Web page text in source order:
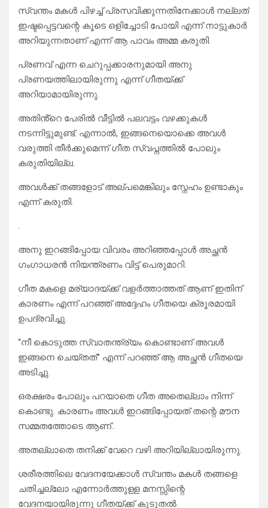
സ്വന്തം മകൾ പിഴച്ച് പ്രസവിക്കുന്നതിനേക്കാൾ നല്ലത്
ഇഷ്ടപ്പെട്ടവന്റെ കൂടെ ഒളിച്ചോടി പോയി എന്ന് നാട്ടുകാർ
അറിയുന്നതാണ് എന്ന് ആ പാവം അമ്മ കരുതി.
പ്രണവ് എന്ന ചെറുപ്പക്കാരനുമായി അനു
പ്രണയത്തിലായിരുന്നു എന്ന് ഗീതയ്ക്ക്
അറിയാമായിരുന്നു.
അതിൻ്റെ പേരിൽ വീട്ടിൽ പലവട്ടം വഴക്കുകൾ
നടന്നിട്ടുമുണ്ട്. എന്നാൽ, ഇങ്ങനെയൊക്കെ അവൾ
വരുത്തി തീർക്കുമെന്ന് ഗീത സ്വപ്നത്തിൽ പോലും
കരുതിയില്ല.
അവൾക്ക് തങ്ങളോട് അല്പമെങ്കിലും സ്നേഹം ഉണ്ടാകും
എന്ന് കരുതി.
.
​അനു ഇറങ്ങിപ്പോയ വിവരം അറിഞ്ഞപ്പോൾ അച്ഛൻ
ഗംഗാധരൻ നിയന്ത്രണം വിട്ട് പെരുമാറി.
ഗീത മകളെ മര്യാദയ്ക്ക് വളർത്താത്തത് ആണ് ഇതിന്
കാരണം എന്ന് പറഞ്ഞ് അദ്ദേഹം ഗീതയെ ക്രൂരമായി
ഉപദ്രവിച്ചു.
“നീ കൊടുത്ത സ്വാതന്ത്ര്യം കൊണ്ടാണ് അവൾ
ഇങ്ങനെ ചെയ്തത്” എന്ന് പറഞ്ഞ് ആ അച്ഛൻ ഗീതയെ
അടിച്ചു.
ഒരക്ഷരം പോലും പറയാതെ ഗീത അതെല്ലാം നിന്ന്
കൊണ്ടു. കാരണം അവൾ ഇറങ്ങിപ്പോയത് തന്റെ മൗന
സമ്മതത്തോടെ ആണ്..
അതല്ലാതെ തനിക്ക് വേറെ വഴി അറിയില്ലായിരുന്നു.
ശരീരത്തിലെ വേദനയേക്കാൾ സ്വന്തം മകൾ തങ്ങളെ
ചതിച്ചല്ലോ എന്നോർത്തുള്ള മനസ്സിന്റെ
വേദനയായിരുന്നു ഗീതയ്ക്ക് കൂടുതൽ.